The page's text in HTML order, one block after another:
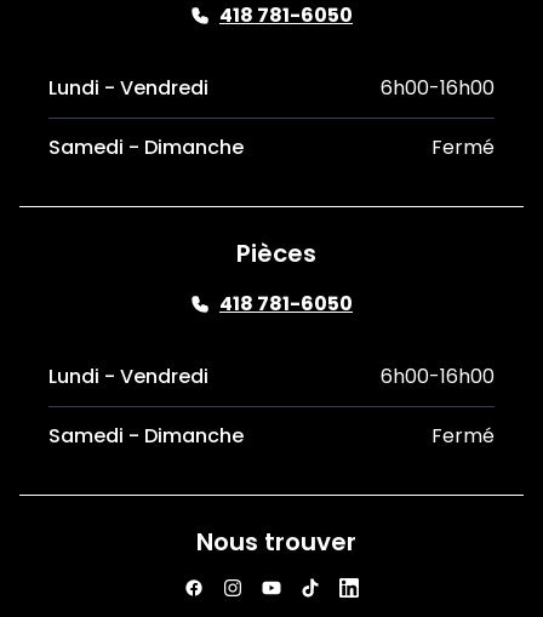
418 781-6050
Lundi - Vendredi 6h00-16h00
Samedi - Dimanche Fermé
Pièces
418 781-6050
Lundi - Vendredi 6h00-16h00
Samedi - Dimanche Fermé
Nous trouver